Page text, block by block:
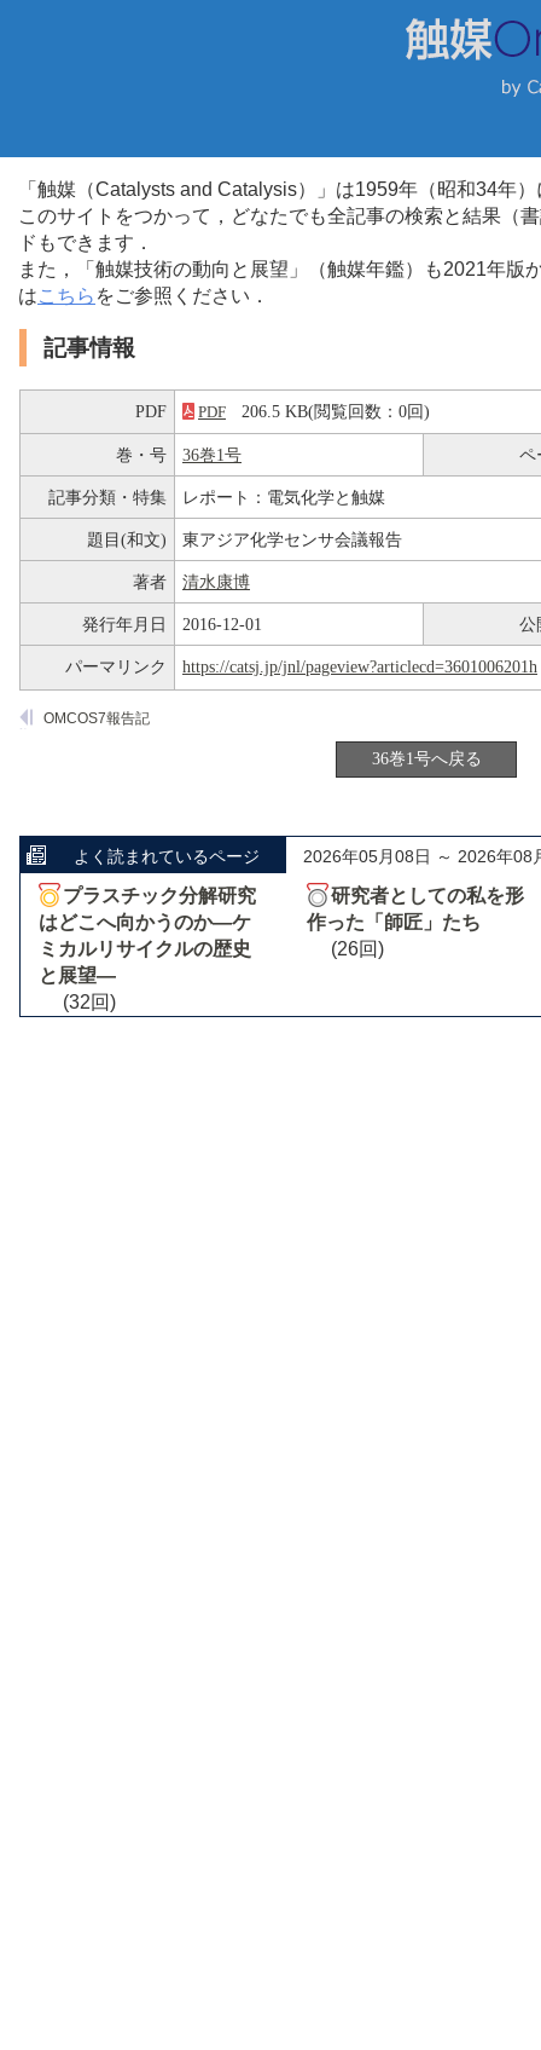
「触媒（Catalysts and Catalysis）」は1959年（昭和34年
このサイトをつかって，どなたでも全記事の検索と結果（
ドもできます．
また，「触媒技術の動向と展望」（触媒年鑑）も2021年
はこちら をご参照ください．
記事情報
PDF PDF 206.5 KB(閲覧回数：0回)
巻・号 36巻1号 ペ
記事分類・特集 レポート：電気化学と触媒
題目(和文) 東アジア化学センサ会議報告
著者 清水康博
発行年月日 2016-12-01 公
パーマリンク https://catsj.jp/jnl/pageview?articlecd=3601006201h
OMCOS7報告記
36巻1号へ戻る
よく読まれているページ 2026年05月08日 ～ 2026年08
プラスチック分解研究
はどこへ向かうのか―ケ
ミカルリサイクルの歴史
と展望―
(32回)
研究者としての私を形
作った「師匠」たち
(26回)